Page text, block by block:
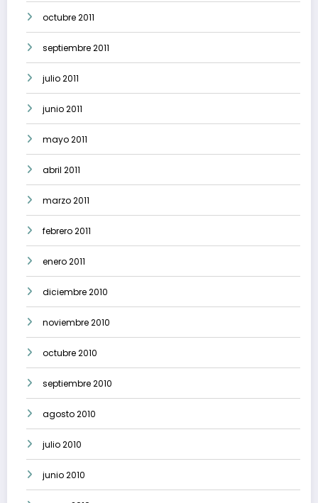
octubre 2011
septiembre 2011
julio 2011
junio 2011
mayo 2011
abril 2011
marzo 2011
febrero 2011
enero 2011
diciembre 2010
noviembre 2010
octubre 2010
septiembre 2010
agosto 2010
julio 2010
junio 2010